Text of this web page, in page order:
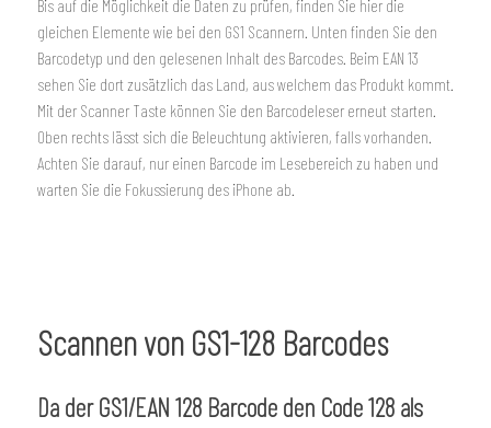
Bis auf die Möglichkeit die Daten zu prüfen, finden Sie hier die
gleichen Elemente wie bei den GS1 Scannern. Unten finden Sie den
Barcodetyp und den gelesenen Inhalt des Barcodes. Beim EAN 13
sehen Sie dort zusätzlich das Land, aus welchem das Produkt kommt.
Mit der Scanner Taste können Sie den Barcodeleser erneut starten.
Oben rechts lässt sich die Beleuchtung aktivieren, falls vorhanden.
Achten Sie darauf, nur einen Barcode im Lesebereich zu haben und
warten Sie die Fokussierung des iPhone ab.
Scannen von GS1-128 Barcodes
Da der GS1/EAN 128 Barcode den Code 128 als